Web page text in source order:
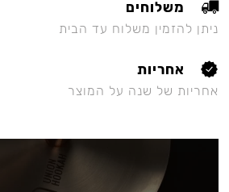
משלוחים
ניתן להזמין משלוח עד הבית
אחריות
אחריות של שנה על המוצר